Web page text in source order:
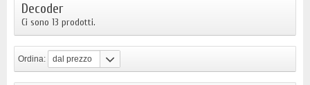
Decoder
Ci sono 13 prodotti.
Ordina:
dal prezzo